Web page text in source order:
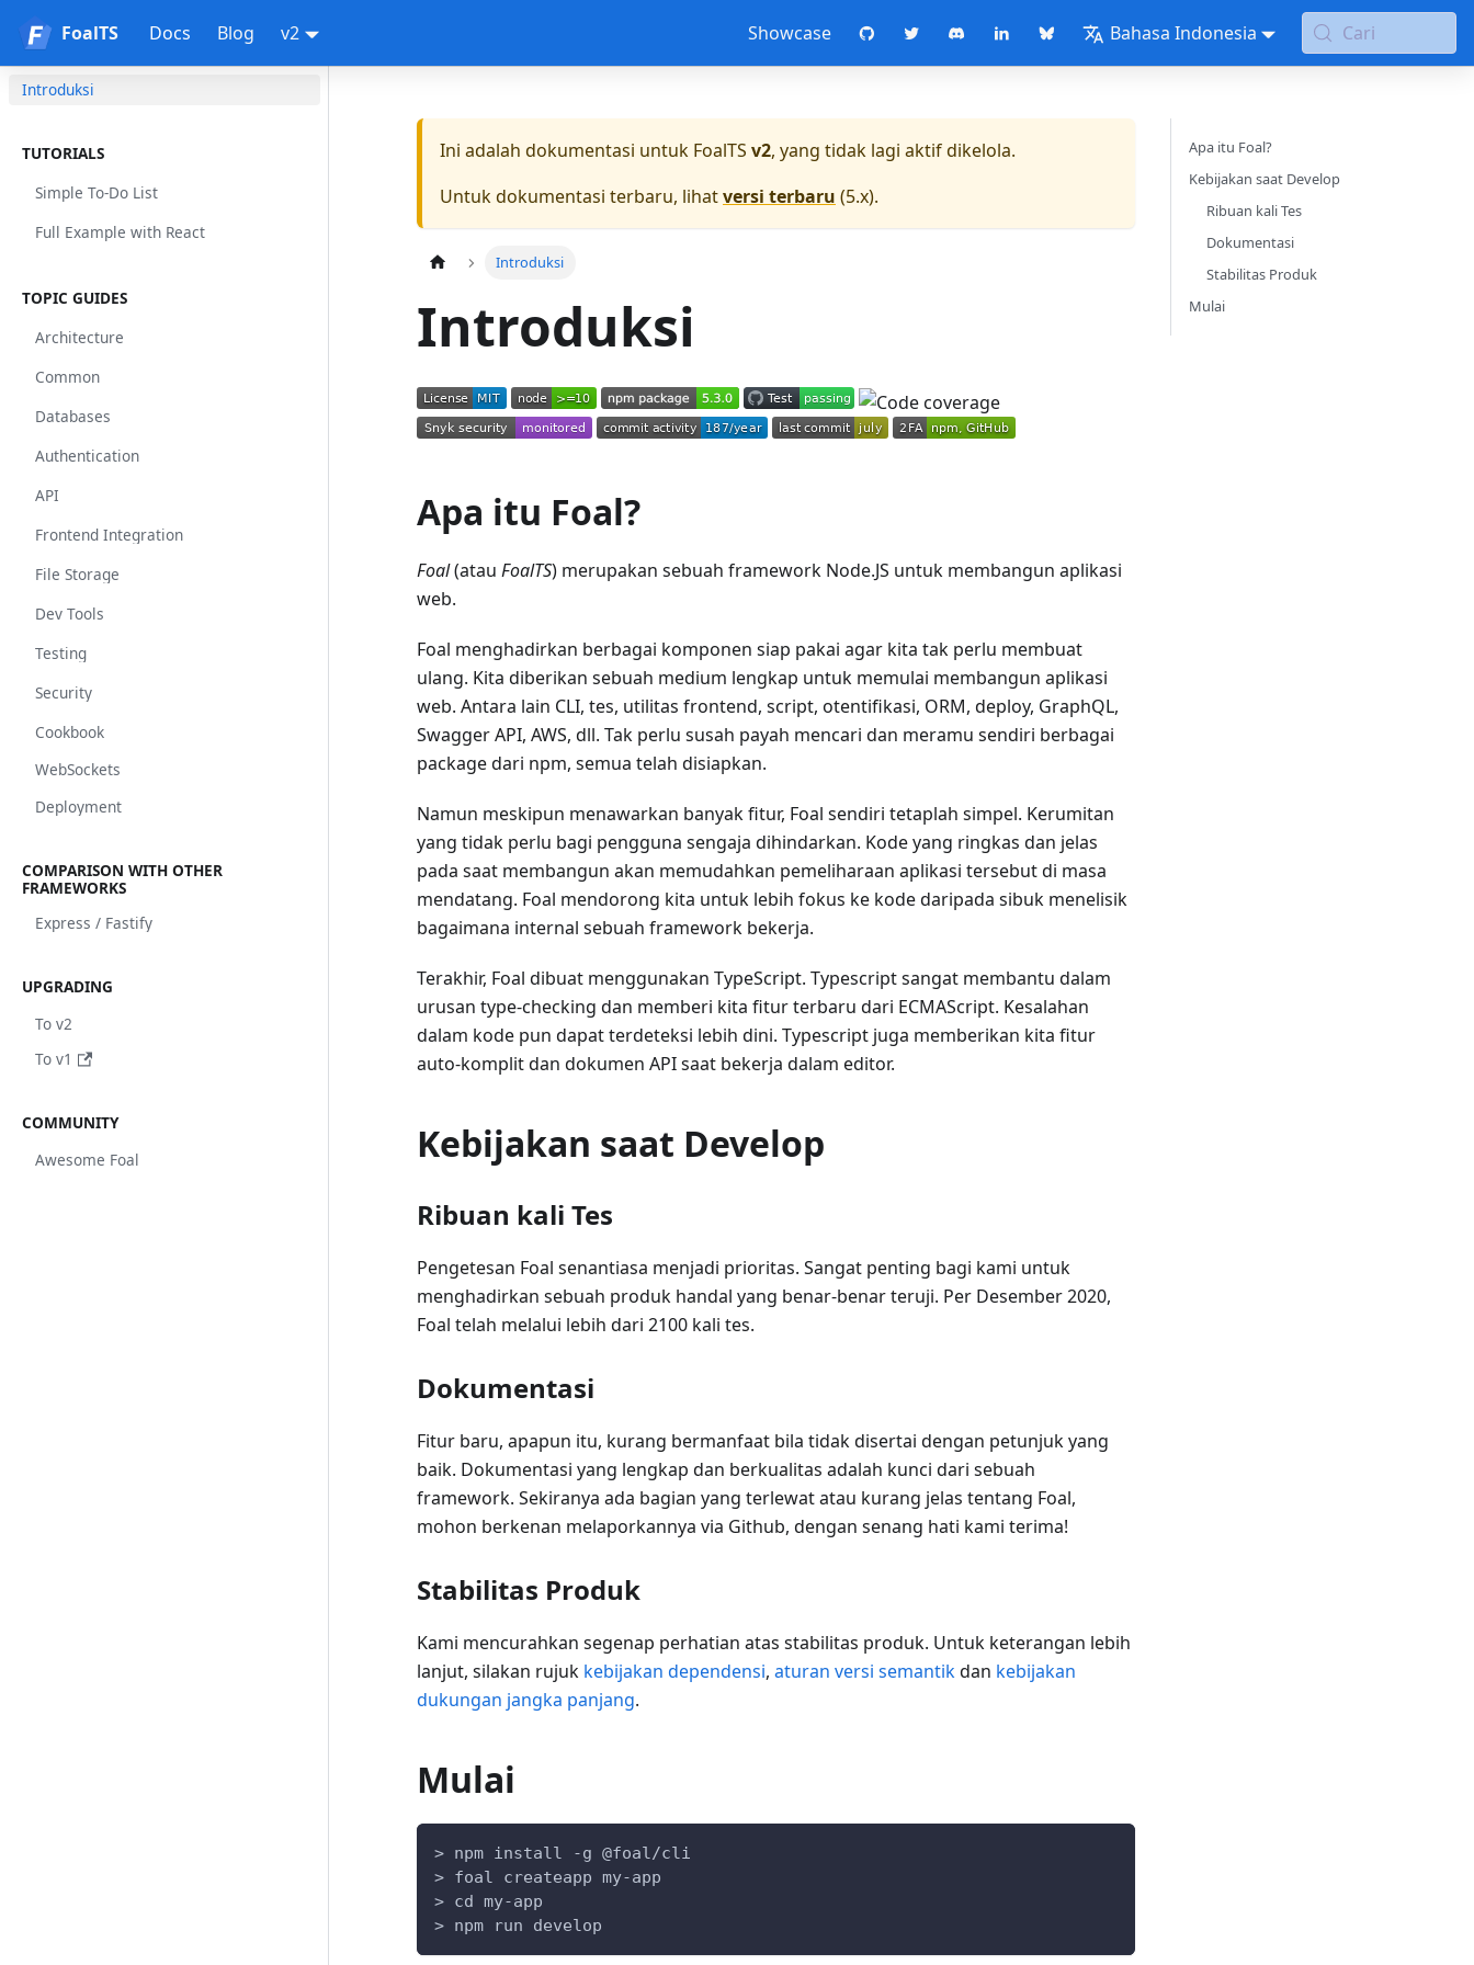
FoalTS Docs Blog v2 Showcase Bahasa Indonesia Cari
FoalTS
Introduksi
TUTORIALS
Simple To-Do List
Full Example with React
TOPIC GUIDES
Architecture
Common
Databases
Authentication
API
Frontend Integration
File Storage
Dev Tools
Testing
Security
Cookbook
WebSockets
Deployment
COMPARISON WITH OTHER
FRAMEWORKS
Express / Fastify
UPGRADING
To v2
To v1
COMMUNITY
Awesome Foal
Ini adalah dokumentasi untuk FoalTS v2, yang tidak lagi aktif dikelola.
Untuk dokumentasi terbaru, lihatversi terbaru (5.x).
Introduksi
Introduksi
Apa itu Foal?
Foal(atau FoalTS) merupakan sebuah framework Node.JS untuk membangun aplikasi
web.
Foal menghadirkan berbagai komponen siap pakai agar kita tak perlu membuat
ulang. Kita diberikan sebuah medium lengkap untuk memulai membangun aplikasi
web. Antara lain CLI, tes, utilitas frontend, script, otentifikasi, ORM, deploy, GraphQL,
Swagger API, AWS, dll. Tak perlu susah payah mencari dan meramu sendiri berbagai
package dari npm, semua telah disiapkan.
Namun meskipun menawarkan banyak fitur, Foal sendiri tetaplah simpel. Kerumitan
yang tidak perlu bagi pengguna sengaja dihindarkan. Kode yang ringkas dan jelas
pada saat membangun akan memudahkan pemeliharaan aplikasi tersebut di masa
mendatang. Foal mendorong kita untuk lebih fokus ke kode daripada sibuk menelisik
bagaimana internal sebuah framework bekerja.
Terakhir, Foal dibuat menggunakan TypeScript. Typescript sangat membantu dalam
urusan type-checking dan memberi kita fitur terbaru dari ECMAScript. Kesalahan
dalam kode pun dapat terdeteksi lebih dini. Typescript juga memberikan kita fitur
auto-komplit dan dokumen API saat bekerja dalam editor.
Kebijakan saat Develop
Ribuan kali Tes
Pengetesan Foal senantiasa menjadi prioritas. Sangat penting bagi kami untuk
menghadirkan sebuah produk handal yang benar-benar teruji. Per Desember 2020,
Foal telah melalui lebih dari 2100 kali tes.
Dokumentasi
Fitur baru, apapun itu, kurang bermanfaat bila tidak disertai dengan petunjuk yang
baik. Dokumentasi yang lengkap dan berkualitas adalah kunci dari sebuah
framework. Sekiranya ada bagian yang terlewat atau kurang jelas tentang Foal,
mohon berkenan melaporkannya via Github, dengan senang hati kami terima!
Stabilitas Produk
Kami mencurahkan segenap perhatian atas stabilitas produk. Untuk keterangan lebih
lanjut, silakan rujuk kebijakan dependensi, aturan versi semantikdan kebijakan
dukungan jangka panjang.
Mulai
> npm install -g @foal/cli
> foal createapp my-app
> cd my-app
> npm run develop
Apa itu Foal?
Kebijakan saat Develop
Ribuan kali Tes
Dokumentasi
Stabilitas Produk
Mulai